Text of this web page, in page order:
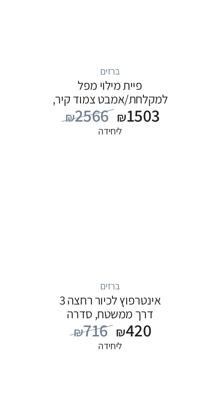
ברזים
פיית מילוי מפל
למקלחת/אמבט צמוד קיר,
סדרה ITAP: כרום
₪2566 ₪1503
ליחידה
ברזים
אינטרפוץ לכיור רחצה 3
דרך ממשטח, סדרה
FLOW: כרום
₪716 ₪420
ליחידה